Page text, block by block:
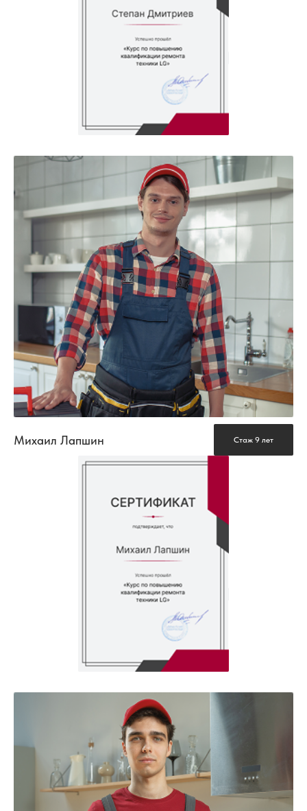
Михаил Лапшин Стаж 9 лет